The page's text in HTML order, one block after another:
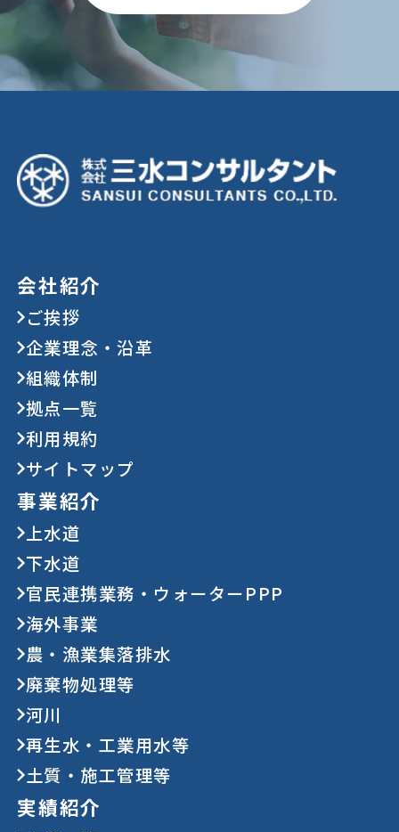
会社紹介
ご挨拶
企業理念・沿革
組織体制
拠点一覧
利用規約
サイトマップ
事業紹介
上水道
下水道
官民連携業務・ウォーターPPP
海外事業
農・漁業集落排水
廃棄物処理等
河川
再生水・工業用水等
土質・施工管理等
実績紹介